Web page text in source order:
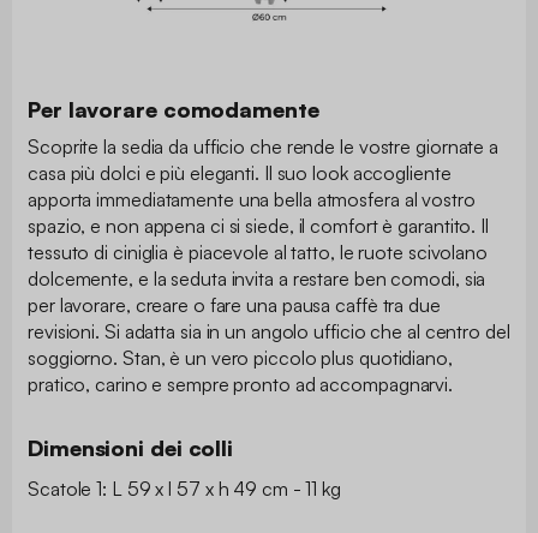
Per lavorare comodamente
Scoprite la sedia da ufficio che rende le vostre giornate a
casa più dolci e più eleganti. Il suo look accogliente
apporta immediatamente una bella atmosfera al vostro
spazio, e non appena ci si siede, il comfort è garantito. Il
tessuto di ciniglia è piacevole al tatto, le ruote scivolano
dolcemente, e la seduta invita a restare ben comodi, sia
per lavorare, creare o fare una pausa caffè tra due
revisioni. Si adatta sia in un angolo ufficio che al centro del
soggiorno. Stan, è un vero piccolo plus quotidiano,
pratico, carino e sempre pronto ad accompagnarvi.
Dimensioni dei colli
Scatole 1: L 59 x l 57 x h 49 cm - 11 kg